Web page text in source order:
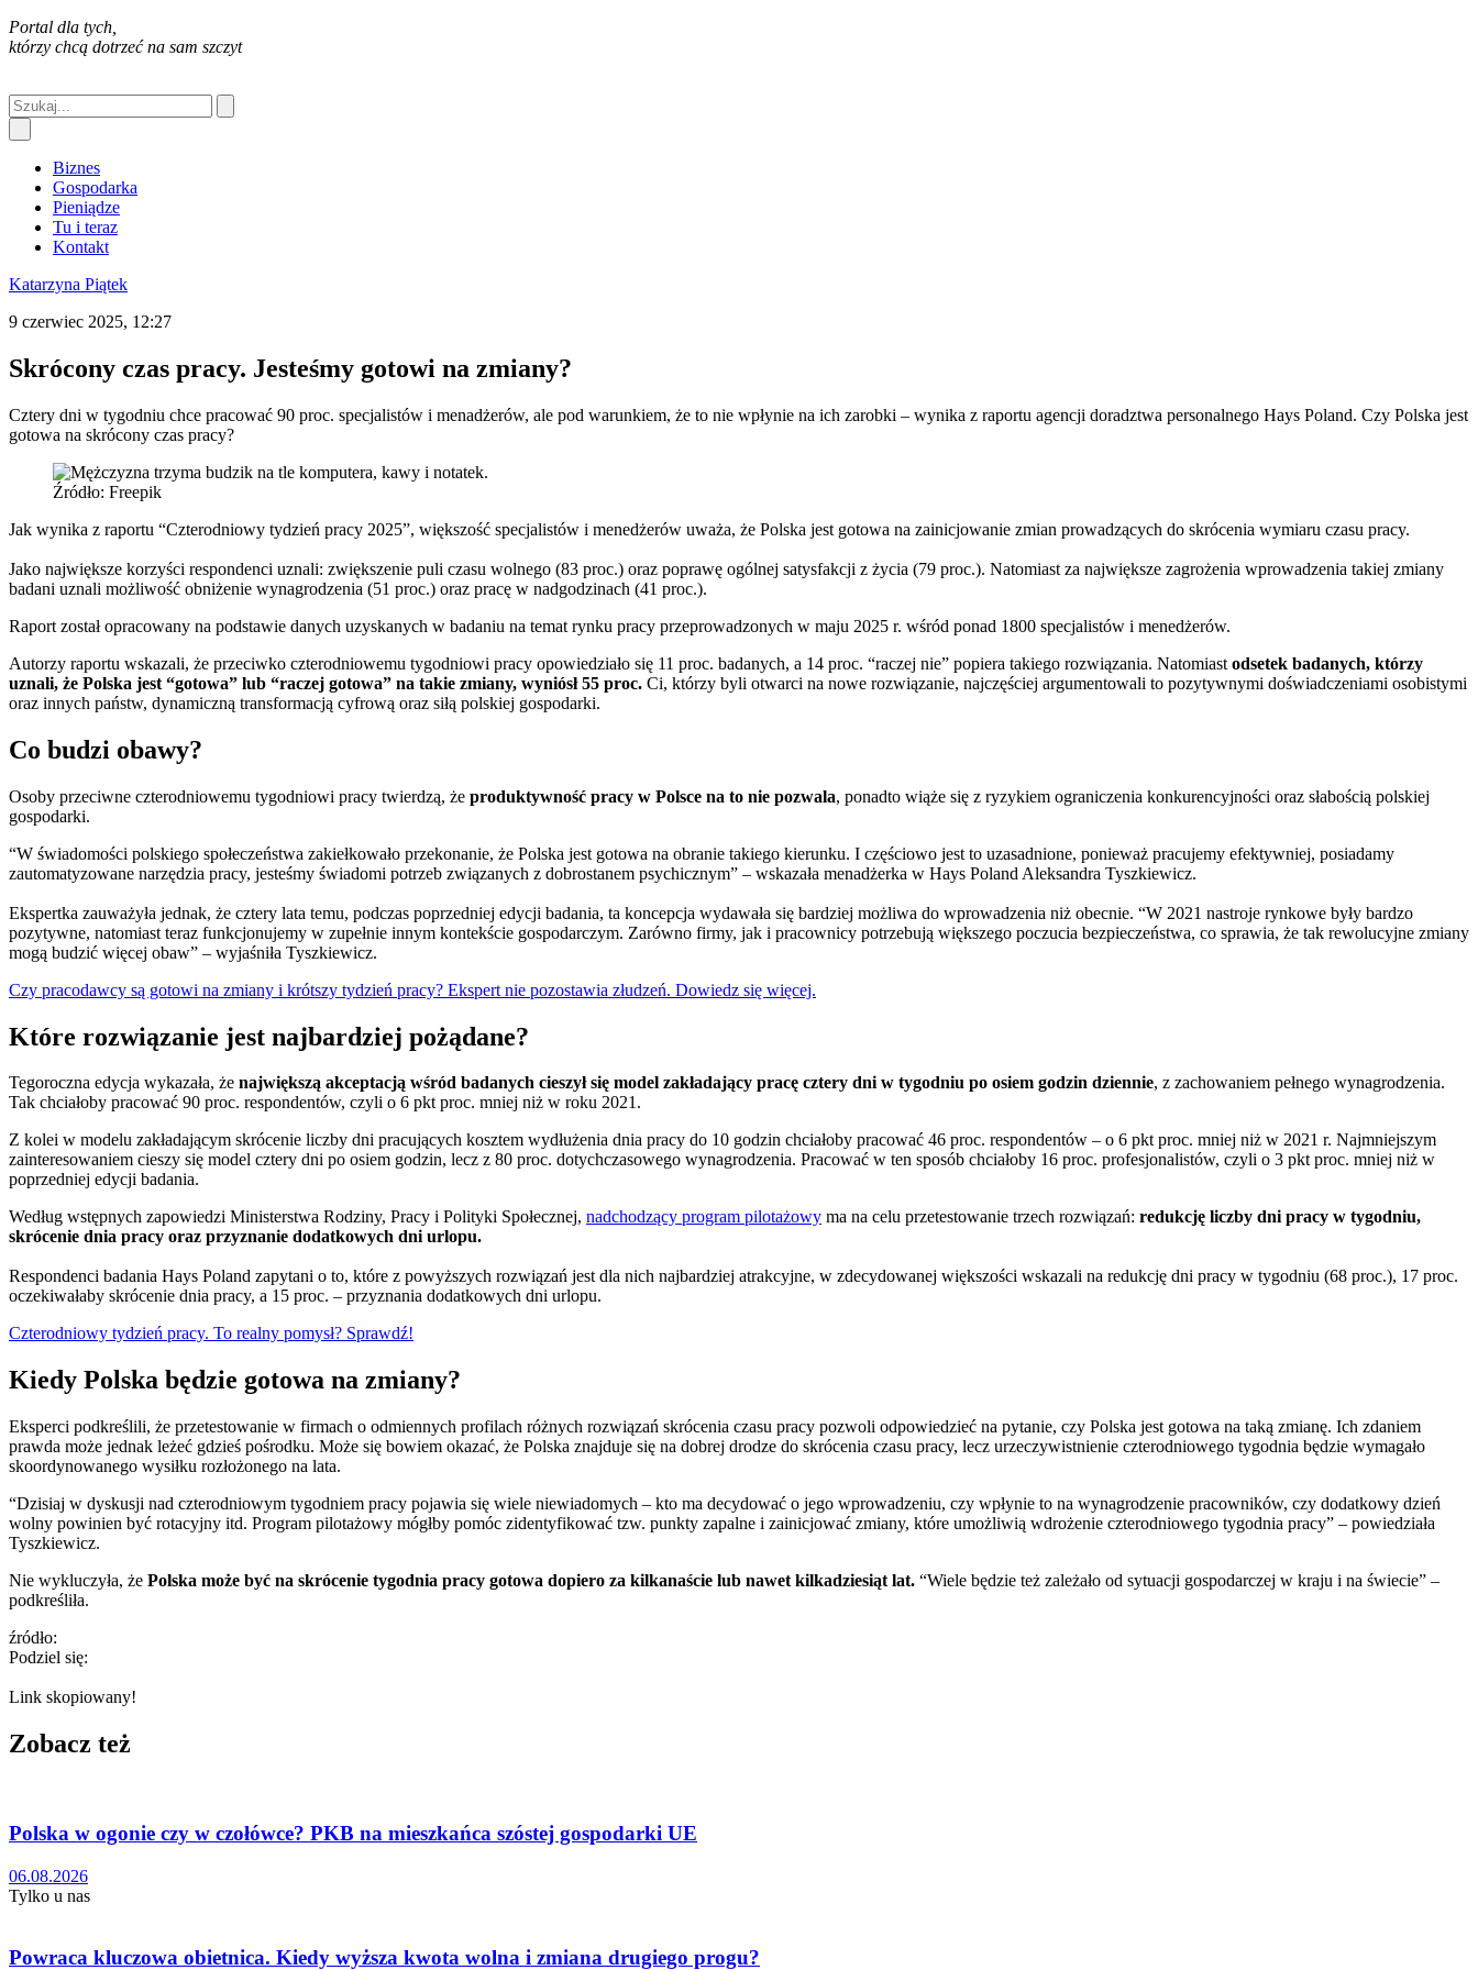
Portal dla tych,
którzy chcą dotrzeć na sam szczyt
Biznes
Gospodarka
Pieniądze
Tu i teraz
Kontakt
Katarzyna Piątek
9 czerwiec 2025, 12:27
Skrócony czas pracy. Jesteśmy gotowi na zmiany?
Cztery dni w tygodniu chce pracować 90 proc. specjalistów i menadżerów, ale pod warunkiem, że to nie wpłynie na ich zarobki – wynika z raportu agencji doradztwa personalnego Hays Poland. Czy Polska jest
gotowa na skrócony czas pracy?
Źródło: Freepik
Jak wynika z raportu “Czterodniowy tydzień pracy 2025”, większość specjalistów i menedżerów uważa, że Polska jest gotowa na zainicjowanie zmian prowadzących do skrócenia wymiaru czasu pracy.
Jako największe korzyści respondenci uznali: zwiększenie puli czasu wolnego (83 proc.) oraz poprawę ogólnej satysfakcji z życia (79 proc.). Natomiast za największe zagrożenia wprowadzenia takiej zmiany
badani uznali możliwość obniżenie wynagrodzenia (51 proc.) oraz pracę w nadgodzinach (41 proc.).
Raport został opracowany na podstawie danych uzyskanych w badaniu na temat rynku pracy przeprowadzonych w maju 2025 r. wśród ponad 1800 specjalistów i menedżerów.
Autorzy raportu wskazali, że przeciwko czterodniowemu tygodniowi pracy opowiedziało się 11 proc. badanych, a 14 proc. “raczej nie” popiera takiego rozwiązania. Natomiast odsetek badanych, którzy
uznali, że Polska jest “gotowa” lub “raczej gotowa” na takie zmiany, wyniósł 55 proc. Ci, którzy byli otwarci na nowe rozwiązanie, najczęściej argumentowali to pozytywnymi doświadczeniami osobistymi
oraz innych państw, dynamiczną transformacją cyfrową oraz siłą polskiej gospodarki.
Co budzi obawy?
Osoby przeciwne czterodniowemu tygodniowi pracy twierdzą, że produktywność pracy w Polsce na to nie pozwala, ponadto wiąże się z ryzykiem ograniczenia konkurencyjności oraz słabością polskiej
gospodarki.
“W świadomości polskiego społeczeństwa zakiełkowało przekonanie, że Polska jest gotowa na obranie takiego kierunku. I częściowo jest to uzasadnione, ponieważ pracujemy efektywniej, posiadamy
zautomatyzowane narzędzia pracy, jesteśmy świadomi potrzeb związanych z dobrostanem psychicznym” – wskazała menadżerka w Hays Poland Aleksandra Tyszkiewicz.
Ekspertka zauważyła jednak, że cztery lata temu, podczas poprzedniej edycji badania, ta koncepcja wydawała się bardziej możliwa do wprowadzenia niż obecnie. “W 2021 nastroje rynkowe były bardzo
pozytywne, natomiast teraz funkcjonujemy w zupełnie innym kontekście gospodarczym. Zarówno firmy, jak i pracownicy potrzebują większego poczucia bezpieczeństwa, co sprawia, że tak rewolucyjne zmiany
mogą budzić więcej obaw” – wyjaśniła Tyszkiewicz.
Czy pracodawcy są gotowi na zmiany i krótszy tydzień pracy? Ekspert nie pozostawia złudzeń. Dowiedz się więcej.
Które rozwiązanie jest najbardziej pożądane?
Tegoroczna edycja wykazała, że największą akceptacją wśród badanych cieszył się model zakładający pracę cztery dni w tygodniu po osiem godzin dziennie, z zachowaniem pełnego wynagrodzenia.
Tak chciałoby pracować 90 proc. respondentów, czyli o 6 pkt proc. mniej niż w roku 2021.
Z kolei w modelu zakładającym skrócenie liczby dni pracujących kosztem wydłużenia dnia pracy do 10 godzin chciałoby pracować 46 proc. respondentów – o 6 pkt proc. mniej niż w 2021 r. Najmniejszym
zainteresowaniem cieszy się model cztery dni po osiem godzin, lecz z 80 proc. dotychczasowego wynagrodzenia. Pracować w ten sposób chciałoby 16 proc. profesjonalistów, czyli o 3 pkt proc. mniej niż w
poprzedniej edycji badania.
Według wstępnych zapowiedzi Ministerstwa Rodziny, Pracy i Polityki Społecznej, nadchodzący program pilotażowy ma na celu przetestowanie trzech rozwiązań: redukcję liczby dni pracy w tygodniu,
skrócenie dnia pracy oraz przyznanie dodatkowych dni urlopu.
Respondenci badania Hays Poland zapytani o to, które z powyższych rozwiązań jest dla nich najbardziej atrakcyjne, w zdecydowanej większości wskazali na redukcję dni pracy w tygodniu (68 proc.), 17 proc.
oczekiwałaby skrócenie dnia pracy, a 15 proc. – przyznania dodatkowych dni urlopu.
Czterodniowy tydzień pracy. To realny pomysł? Sprawdź!
Kiedy Polska będzie gotowa na zmiany?
Eksperci podkreślili, że przetestowanie w firmach o odmiennych profilach różnych rozwiązań skrócenia czasu pracy pozwoli odpowiedzieć na pytanie, czy Polska jest gotowa na taką zmianę. Ich zdaniem
prawda może jednak leżeć gdzieś pośrodku. Może się bowiem okazać, że Polska znajduje się na dobrej drodze do skrócenia czasu pracy, lecz urzeczywistnienie czterodniowego tygodnia będzie wymagało
skoordynowanego wysiłku rozłożonego na lata.
“Dzisiaj w dyskusji nad czterodniowym tygodniem pracy pojawia się wiele niewiadomych – kto ma decydować o jego wprowadzeniu, czy wpłynie to na wynagrodzenie pracowników, czy dodatkowy dzień
wolny powinien być rotacyjny itd. Program pilotażowy mógłby pomóc zidentyfikować tzw. punkty zapalne i zainicjować zmiany, które umożliwią wdrożenie czterodniowego tygodnia pracy” – powiedziała
Tyszkiewicz.
Nie wykluczyła, że Polska może być na skrócenie tygodnia pracy gotowa dopiero za kilkanaście lub nawet kilkadziesiąt lat. “Wiele będzie też zależało od sytuacji gospodarczej w kraju i na świecie” –
podkreśliła.
źródło:
Podziel się:
Link skopiowany!
Zobacz też
Polska w ogonie czy w czołówce? PKB na mieszkańca szóstej gospodarki UE
06.08.2026
Tylko u nas
Powraca kluczowa obietnica. Kiedy wyższa kwota wolna i zmiana drugiego progu?